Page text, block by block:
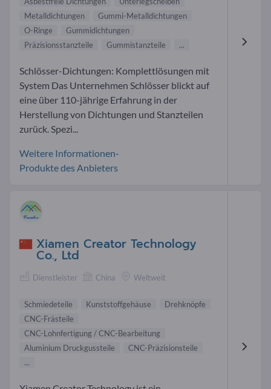
Metalldichtungen
Gummi-Metalldichtungen
O-Ringe
Gummidichtungen
Präzisionsstanzteile
Gummistanzteile ...
Schlösser-Dichtungen: Komplettlösungen mit
System Das Unternehmen Schlösser blickt auf
eine über 110-jährige Erfahrung in der
Herstellung von Dichtungen und Stanzteilen
zurück. Spezi...
Weitere Informationen-
Produkte des Anbieters
Xiamen Creator Technology
Co., Ltd
Dienstleister China Weltweit
Schmiedeteile Kunststoffgehäuse
Drehknöpfe
CNC-Frästeile
CNC-Lohnfertigung / CNC-Bearbeitung
Aluminium Druckgussteile
CNC-Präzisionsteile
...